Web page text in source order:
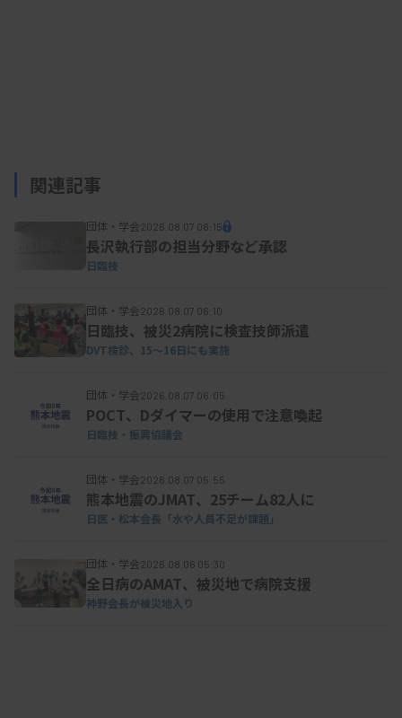
ダーを挙げている。個別事例として、▽支店長等の
訪問時や、担当や上長の交代挨拶時の訪問時に持参
する手土産▽医局等主催の「〇〇先生お別れ会」で
提供する香典や供花▽医療機関の増築や移転等の際
止する文化的儀礼に該当する。一方、祝電や弔電は
メッセージのため該当しない。
コングレスバッグやストラップ等への広告協賛に
名等が記載された備品提供と外観的に同様であるた
め「控えるべき」としている。
自社の製品情報が保管されたUSBメモリー、資材
等保管のためのクリアファイルなどは、それ自身が
関連記事
団体・学会2026.08.07 06:15
長沢執行部の担当分野など承認
日臨技
団体・学会2026.08.07 06:10
日臨技、被災2病院に検査技師派遣
DVT検診、15～16日にも実施
団体・学会2026.08.07 06:05
POCT、Dダイマーの使用で注意喚起
日臨技・振興協議会
団体・学会2026.08.07 05:55
熊本地震のJMAT、25チーム82人に
日医・松本会長「水や人員不足が課題」
団体・学会2026.08.06 05:30
全日病のAMAT、被災地で病院支援
神野会長が被災地入り